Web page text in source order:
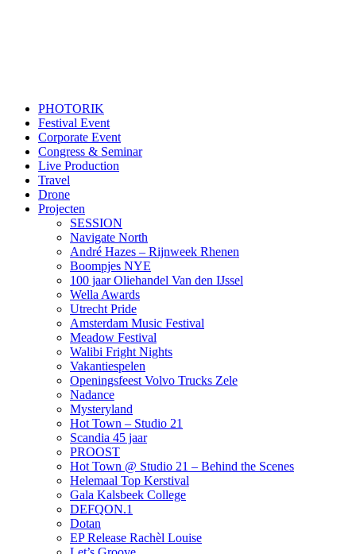
PHOTORIK
Festival Event
Corporate Event
Congress & Seminar
Live Production
Travel
Drone
Projecten
SESSION
Navigate North
André Hazes – Rijnweek Rhenen
Boompjes NYE
100 jaar Oliehandel Van den IJssel
Wella Awards
Utrecht Pride
Amsterdam Music Festival
Meadow Festival
Walibi Fright Nights
Vakantiespelen
Openingsfeest Volvo Trucks Zele
Nadance
Mysteryland
Hot Town – Studio 21
Scandia 45 jaar
PROOST
Hot Town @ Studio 21 – Behind the Scenes
Helemaal Top Kerstival
Gala Kalsbeek College
DEFQON.1
Dotan
EP Release Rachèl Louise